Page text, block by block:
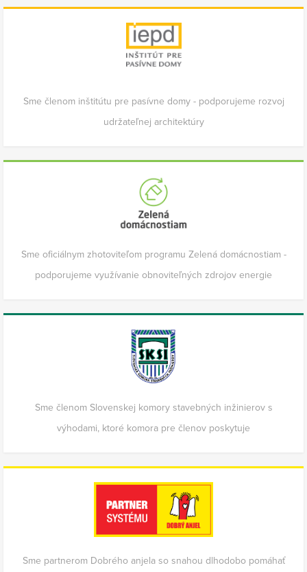
Sme členom inštitútu pre pasívne domy - podporujeme rozvoj
udržateľnej architektúry
Sme oficiálnym zhotoviteľom programu Zelená domácnostiam -
podporujeme využívanie obnoviteľných zdrojov energie
Sme členom Slovenskej komory stavebných inžinierov s
výhodami, ktoré komora pre členov poskytuje
Sme partnerom Dobrého anjela so snahou dlhodobo pomáhať